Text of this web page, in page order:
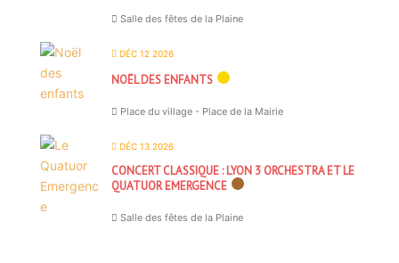
Salle des fêtes de la Plaine
DÉC 12 2026
NOËL DES ENFANTS
Place du village - Place de la Mairie
DÉC 13 2026
CONCERT CLASSIQUE : LYON 3 ORCHESTRA ET LE
QUATUOR EMERGENCE
Salle des fêtes de la Plaine